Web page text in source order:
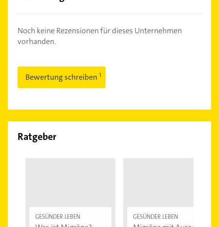
Noch keine Rezensionen für dieses Unternehmen
vorhanden.
Bewertung schreiben
Ratgeber
GESÜNDER LEBEN GESÜNDER LEBEN